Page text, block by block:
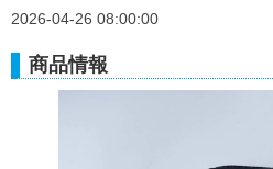
2026-04-26 08:00:00
商品情報